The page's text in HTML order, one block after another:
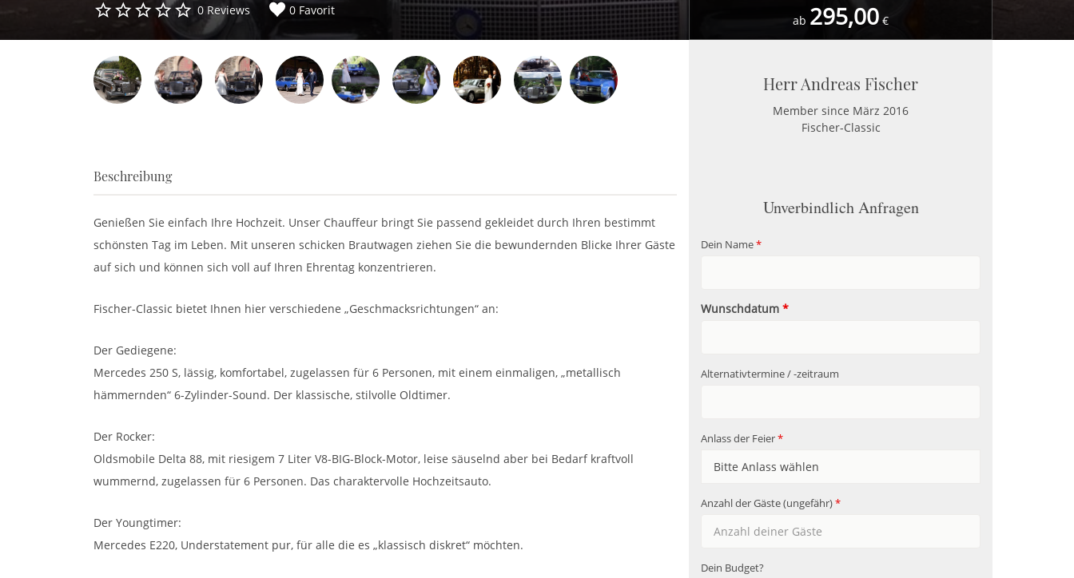
0 Reviews 0 Favorit
ab 295,00 €
Beschreibung
Genießen Sie einfach Ihre Hochzeit. Unser Chauffeur bringt Sie passend gekleidet durch Ihren bestimmt
schönsten Tag im Leben. Mit unseren schicken Brautwagen ziehen Sie die bewundernden Blicke Ihrer Gäste
auf sich und können sich voll auf Ihren Ehrentag konzentrieren.
Fischer-Classic bietet Ihnen hier verschiedene „Geschmacksrichtungen“ an:
Der Gediegene:
Mercedes 250 S, lässig, komfortabel, zugelassen für 6 Personen, mit einem einmaligen, „metallisch
hämmernden“ 6-Zylinder-Sound. Der klassische, stilvolle Oldtimer.
Der Rocker:
Oldsmobile Delta 88, mit riesigem 7 Liter V8-BIG-Block-Motor, leise säuselnd aber bei Bedarf kraftvoll
wummernd, zugelassen für 6 Personen. Das charaktervolle Hochzeitsauto.
Der Youngtimer:
Mercedes E220, Understatement pur, für alle die es „klassisch diskret“ möchten.
Herr Andreas Fischer
Member since März 2016
Fischer-Classic
Unverbindlich Anfragen
Dein Name*
Wunschdatum *
Alternativtermine / -zeitraum
Anlass der Feier*
Anzahl der Gäste (ungefähr)*
Dein Budget?